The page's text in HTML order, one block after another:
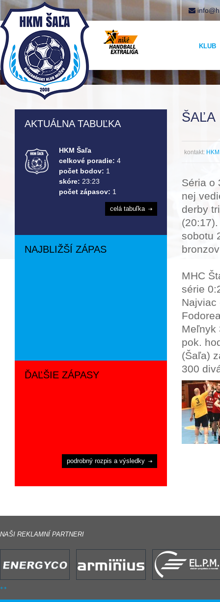
KLUB
ŠAĽA
kontakt:
Séria o
nej
derby
sobotu
MHC
série
Najviac
Meľnyk
pok.
(Šaľa)
300
AKTUÁLNA TABUĽKA
HKM Šaľa
celkové poradie: 4
počet bodov: 1
skóre: 23:23
počet zápasov: 1
celá tabuľka
NAJBLIŽŠÍ ZÁPAS
ĎAĽŠIE ZÁPASY
podrobný rozpis a výsledky
NAŠI REKLAMNÍ PARTNERI